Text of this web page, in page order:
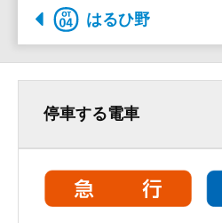
はるひ野
停車する電車